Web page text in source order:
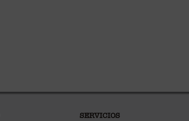
SERVICIOS